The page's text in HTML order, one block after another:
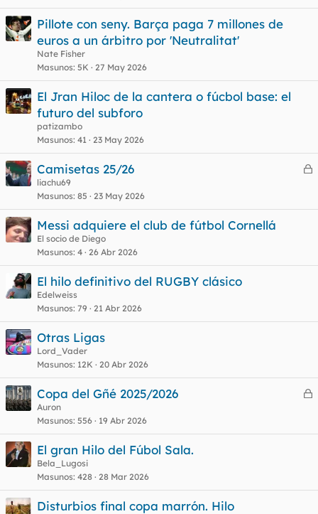
r
Pillote con seny. Barça paga 7 millones de
euros a un árbitro por 'Neutralitat'
Nate Fisher
Masunos 5K 27 May 2026
El Jran Hiloc de la cantera o fúcbol base: el
futuro del subforo
patizambo
Masunos 41 23 May 2026
C
r
Camisetas 25/26
liachu69
Masunos 85 23 May 2026
Messi adquiere el club de fútbol Cornellá
El socio de Diego
Masunos 4 26 Abr 2026
El hilo definitivo del RUGBY clásico
Edelweiss
Masunos 79 21 Abr 2026
Otras Ligas
Lord_Vader
Masunos 12K 20 Abr 2026
C
r
Copa del Gñé 2025/2026
Auron
Masunos 556 19 Abr 2026
El gran Hilo del Fúbol Sala.
Bela_Lugosi
Masunos 428 28 Mar 2026
Disturbios final copa marrón. Hilo